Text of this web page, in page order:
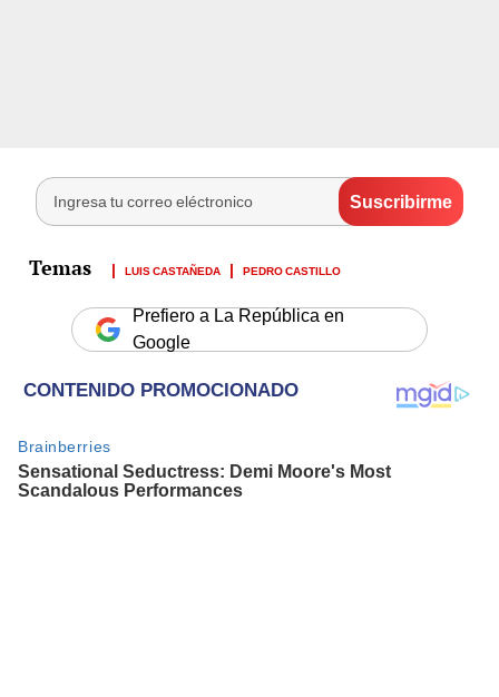
LUIS CASTAÑEDA PEDRO CASTILLO
Prefiero a La República en
Google